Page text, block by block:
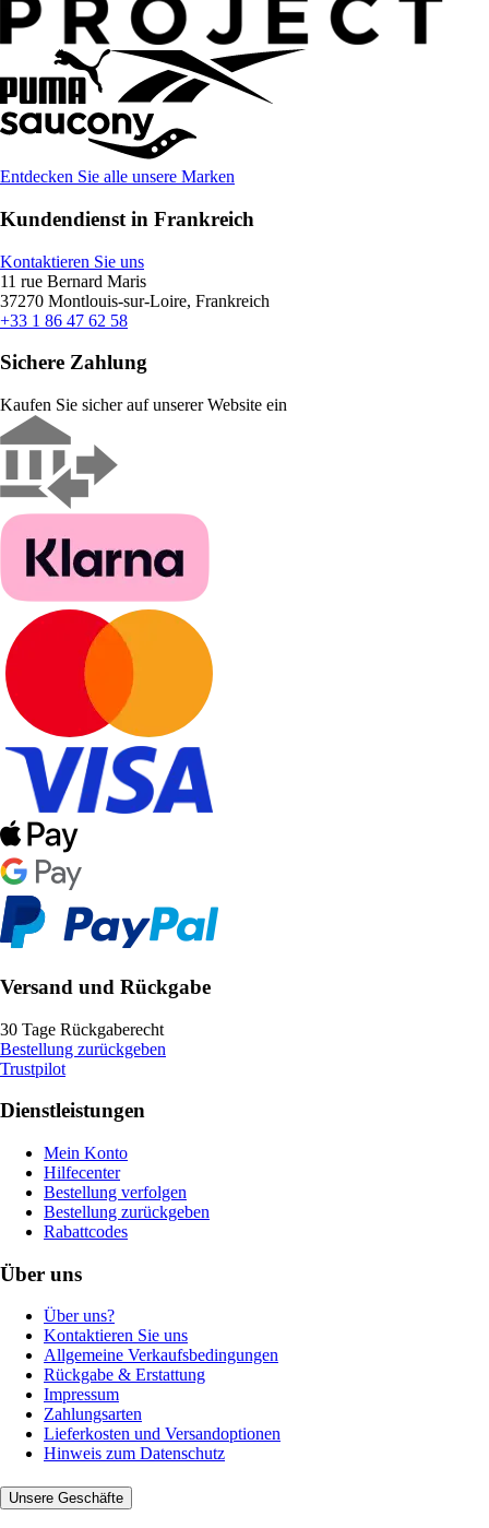
Entdecken Sie alle unsere Marken
Kundendienst in Frankreich
Kontaktieren Sie uns
11 rue Bernard Maris
37270 Montlouis-sur-Loire, Frankreich
+33 1 86 47 62 58
Sichere Zahlung
Kaufen Sie sicher auf unserer Website ein
Versand und Rückgabe
30 Tage Rückgaberecht
Bestellung zurückgeben
Trustpilot
Dienstleistungen
Mein Konto
Hilfecenter
Bestellung verfolgen
Bestellung zurückgeben
Rabattcodes
Über uns
Über uns?
Kontaktieren Sie uns
Allgemeine Verkaufsbedingungen
Rückgabe & Erstattung
Impressum
Zahlungsarten
Lieferkosten und Versandoptionen
Hinweis zum Datenschutz
Unsere Geschäfte